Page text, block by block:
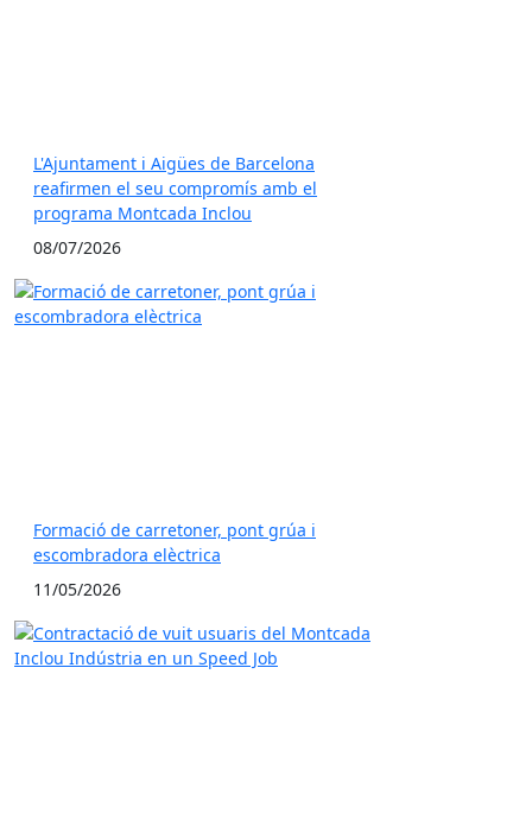
L'Ajuntament i Aigües de Barcelona
reafirmen el seu compromís amb el
programa Montcada Inclou
08/07/2026
Formació de carretoner, pont grúa i
escombradora elèctrica
11/05/2026